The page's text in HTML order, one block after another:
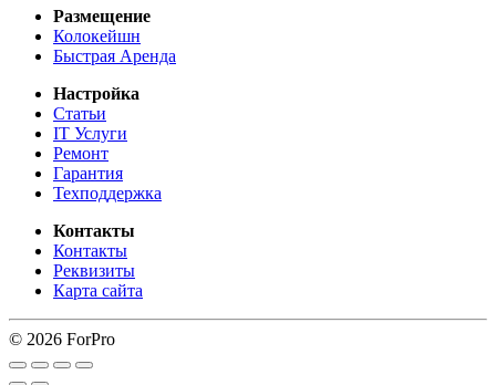
Размещение
Колокейшн
Быстрая Аренда
Настройка
Статьи
IT Услуги
Ремонт
Гарантия
Техподдержка
Контакты
Контакты
Реквизиты
Карта сайта
© 2026 ForPro